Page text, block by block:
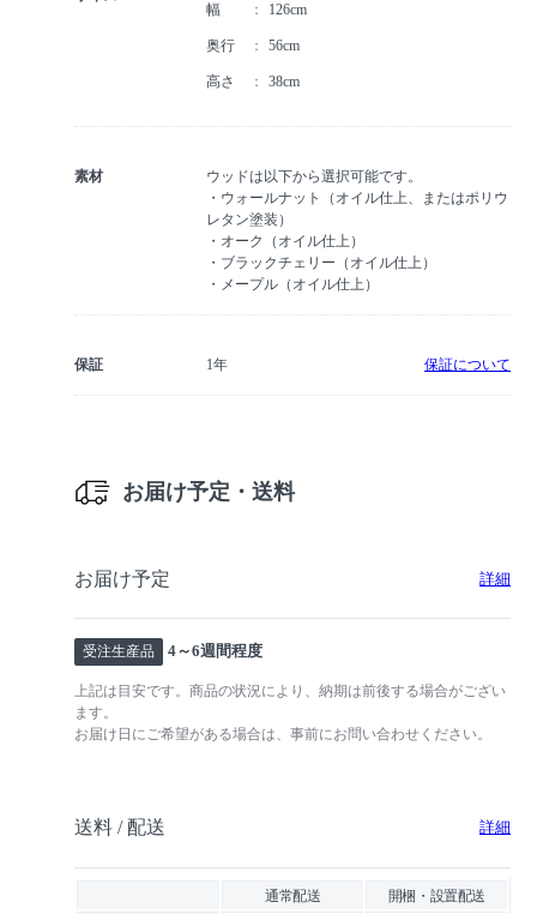
幅
126cm
奥行 56cm
高さ 38cm
素材
ウッドは以下から選択可能です。
・ウォールナット（オイル仕上、またはポリウ
レタン塗装）
・オーク（オイル仕上）
・ブラックチェリー（オイル仕上）
・メープル（オイル仕上）
保証 1年 保証について
お届け予定・送料
お届け予定 詳細
受注生産品 4～6週間程度
上記は目安です。商品の状況により、納期は前後する場合がござい
ます。
お届け日にご希望がある場合は、事前にお問い合わせください。
送料 / 配送 詳細
通常配送 開梱・設置配送